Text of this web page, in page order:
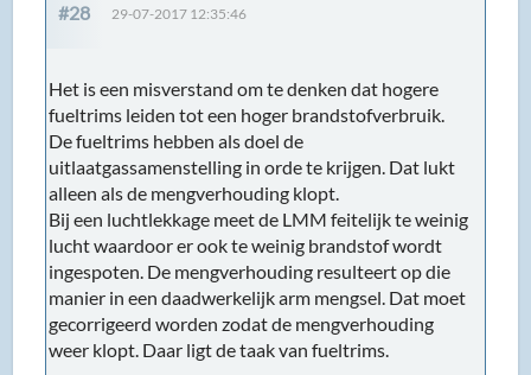
#28 29-07-2017 12:35:46
Het is een misverstand om te denken dat hogere
fueltrims leiden tot een hoger brandstofverbruik.
De fueltrims hebben als doel de
uitlaatgassamenstelling in orde te krijgen. Dat lukt
alleen als de mengverhouding klopt.
Bij een luchtlekkage meet de LMM feitelijk te weinig
lucht waardoor er ook te weinig brandstof wordt
ingespoten. De mengverhouding resulteert op die
manier in een daadwerkelijk arm mengsel. Dat moet
gecorrigeerd worden zodat de mengverhouding
weer klopt. Daar ligt de taak van fueltrims.